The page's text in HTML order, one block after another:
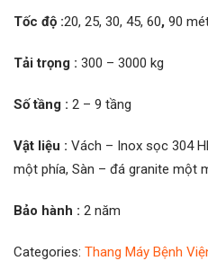
Tốc độ :20, 25, 30, 45, 60, 90
Tải trọng : 300 – 3000 kg
Số tầng : 2 – 9 tầng
Vật liệu : Vách – Inox sọc 304
một phía, Sàn – đá granite một
Bảo hành : 2 năm
Categories: Thang Máy Bệnh